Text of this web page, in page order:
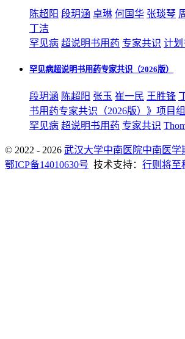
陈超阳 段玥涵 卓琳 何国华 张琰琴
丁洁
罕见病 超说明书用药 专家共识 计划
罕见病超说明书用药专家共识（2026版）
段玥涵 陈超阳 张玉 崔一民 王胜锋
书用药专家共识（2026版）》项目组
罕见病 超说明书用药 专家共识
© 2022 - 2026 武汉大学中南医院中南医学
鄂ICP备14010630号 技术支持： 行则将至